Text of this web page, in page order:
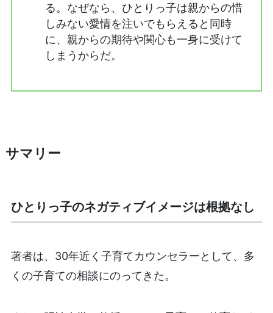
る。なぜなら、ひとりっ子は親からの惜
しみない愛情を注いでもらえると同時
に、親からの期待や関心も一身に受けて
しまうからだ。
サマリー
ひとりっ子のネガティブイメージは根拠なし
著者は、30年近く子育てカウンセラーとして、多
くの子育ての相談にのってきた。